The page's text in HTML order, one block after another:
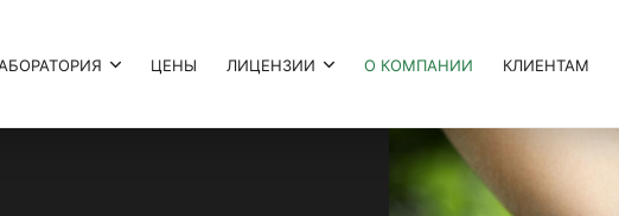
ЦЕНЫ ЛИЦЕНЗИИ О КОМПАНИИ КЛИЕНТАМ